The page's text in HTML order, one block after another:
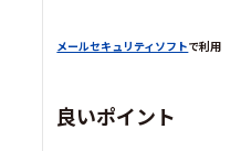
メールセキュリティソフトで利用
良いポイント